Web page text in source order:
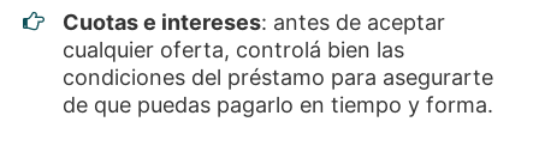
Cuotas e intereses: antes de aceptar
cualquier oferta, controlá bien las
condiciones del préstamo para asegurarte
de que puedas pagarlo en tiempo y forma.